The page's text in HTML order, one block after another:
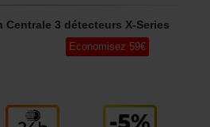
Centrale 3 détecteurs X-Series
Economisez 59€